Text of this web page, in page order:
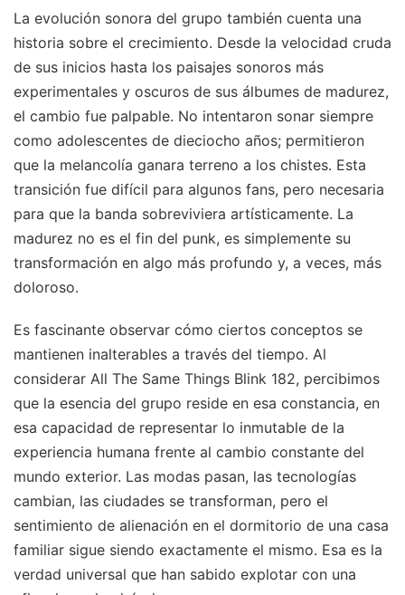
La evolución sonora del grupo también cuenta una
historia sobre el crecimiento. Desde la velocidad cruda
de sus inicios hasta los paisajes sonoros más
experimentales y oscuros de sus álbumes de madurez,
el cambio fue palpable. No intentaron sonar siempre
como adolescentes de dieciocho años; permitieron
que la melancolía ganara terreno a los chistes. Esta
transición fue difícil para algunos fans, pero necesaria
para que la banda sobreviviera artísticamente. La
madurez no es el fin del punk, es simplemente su
transformación en algo más profundo y, a veces, más
doloroso.
Es fascinante observar cómo ciertos conceptos se
mantienen inalterables a través del tiempo. Al
considerar All The Same Things Blink 182, percibimos
que la esencia del grupo reside en esa constancia, en
esa capacidad de representar lo inmutable de la
experiencia humana frente al cambio constante del
mundo exterior. Las modas pasan, las tecnologías
cambian, las ciudades se transforman, pero el
sentimiento de alienación en el dormitorio de una casa
familiar sigue siendo exactamente el mismo. Esa es la
verdad universal que han sabido explotar con una